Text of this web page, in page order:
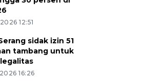
12:51
sidak izin 51
tambang untuk
16:26